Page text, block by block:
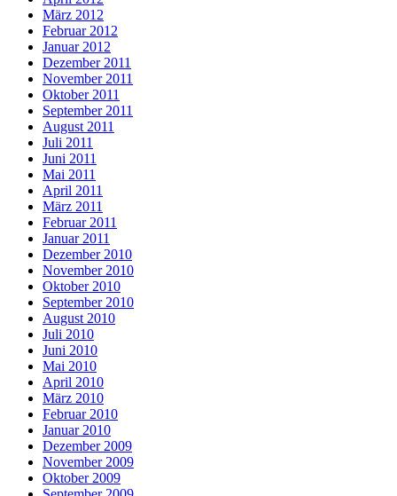
März 2012
Februar 2012
Januar 2012
Dezember 2011
November 2011
Oktober 2011
September 2011
August 2011
Juli 2011
Juni 2011
Mai 2011
April 2011
März 2011
Februar 2011
Januar 2011
Dezember 2010
November 2010
Oktober 2010
September 2010
August 2010
Juli 2010
Juni 2010
Mai 2010
April 2010
März 2010
Februar 2010
Januar 2010
Dezember 2009
November 2009
Oktober 2009